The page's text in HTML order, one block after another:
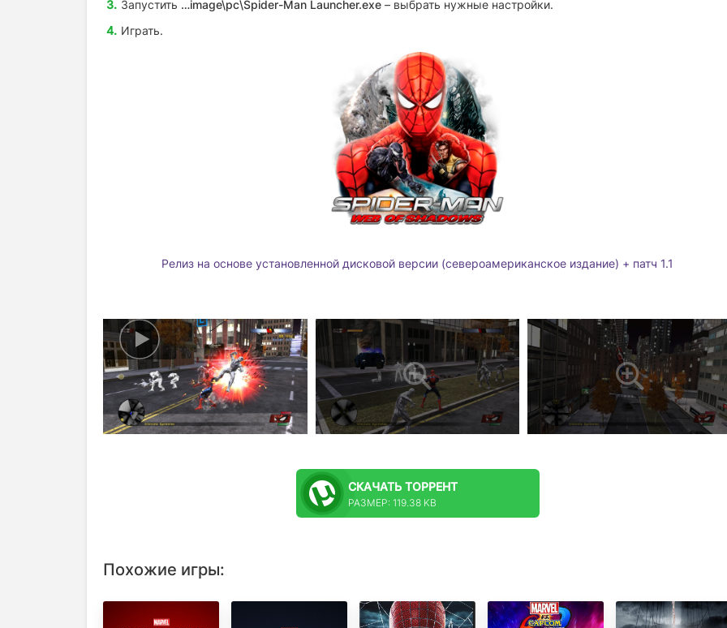
Запустить …image\pc\Spider-Man Launcher.exe – выбрать нужные настройки.
Играть.
Релиз на основе установленной дисковой версии (североамериканское издание) + патч 1.1
СКАЧАТЬ ТОРРЕНТ
РАЗМЕР: 119.38 KB
Похожие игры: